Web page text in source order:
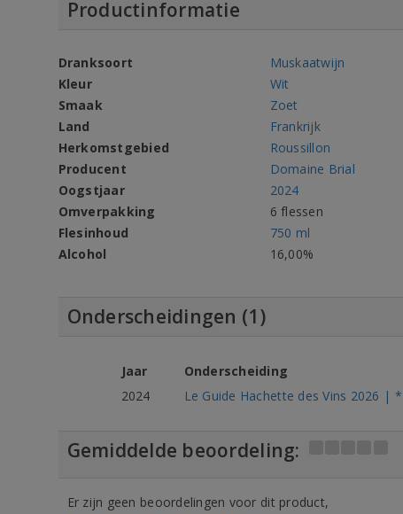
Productinformatie
Dranksoort
Muskaatwijn
Kleur
Wit
Smaak
Zoet
Land
Frankrijk
Herkomstgebied
Roussillon
Producent
Domaine Brial
Oogstjaar
2024
Omverpakking
6 flessen
Flesinhoud
750 ml
Alcohol
16,00%
Onderscheidingen (1)
Jaar
Onderscheiding
2024
Le Guide Hachette des Vins 2026 |
Gemiddelde beoordeling:
Er zijn geen beoordelingen voor dit product,